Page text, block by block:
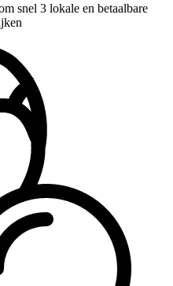
snel 3 lokale en betaalbare